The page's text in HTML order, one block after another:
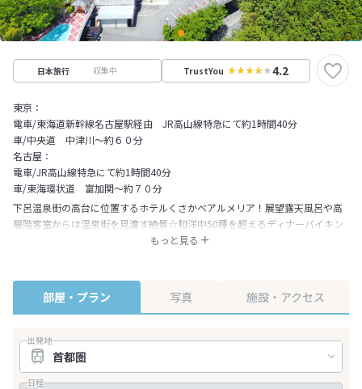
日本旅行 収集中 TrustYou 4.2
東京：
電車/東海道新幹線名古屋駅経由 JR高山線特急にて約1時間40分
車/中央道 中津川～約６０分
名古屋：
電車/JR高山線特急にて約1時間40分
車/東海環状道 富加関～約７０分
もっと見る
下呂温泉街の高台に位置するホテルくさかべアルメリア！展望露天風呂や高
層階客室からは温泉街を見渡す絶景☆和洋中50種を超えるディナーバイキン
グはお酒もジュースも飲み放題！飛騨牛や新鮮食材を使用した会席料理もお
部屋・プラン 写真 施設・アクセス
出発地
日程